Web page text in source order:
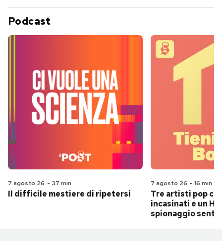
Podcast
7 agosto 26 - 37 min
Il difficile mestiere di ripetersi
7 agosto 26 - 16 min
Tre artisti pop
incasinati e un
spionaggio